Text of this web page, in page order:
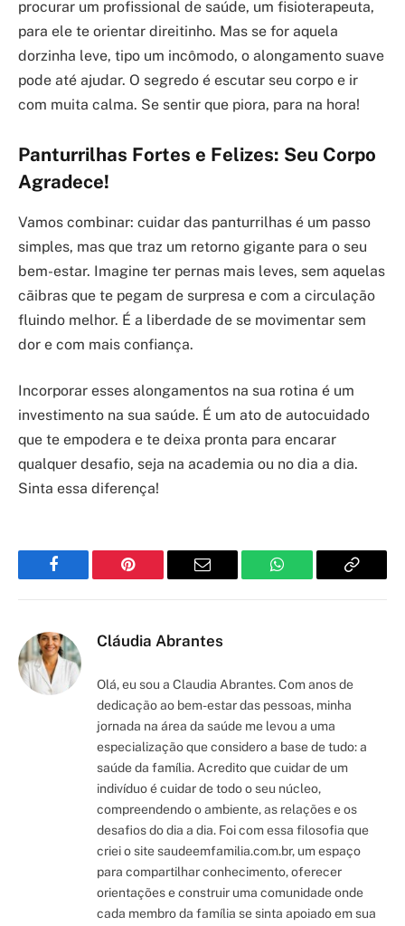
procurar um profissional de saúde, um fisioterapeuta,
para ele te orientar direitinho. Mas se for aquela
dorzinha leve, tipo um incômodo, o alongamento suave
pode até ajudar. O segredo é escutar seu corpo e ir
com muita calma. Se sentir que piora, para na hora!
Panturrilhas Fortes e Felizes: Seu Corpo
Agradece!
Vamos combinar: cuidar das panturrilhas é um passo
simples, mas que traz um retorno gigante para o seu
bem-estar. Imagine ter pernas mais leves, sem aquelas
cãibras que te pegam de surpresa e com a circulação
fluindo melhor. É a liberdade de se movimentar sem
dor e com mais confiança.
Incorporar esses alongamentos na sua rotina é um
investimento na sua saúde. É um ato de autocuidado
que te empodera e te deixa pronta para encarar
qualquer desafio, seja na academia ou no dia a dia.
Sinta essa diferença!
Facebook Pinterest Email WhatsApp Copy
Cláudia Abrantes
Olá, eu sou a Claudia Abrantes. Com anos de
dedicação ao bem-estar das pessoas, minha
jornada na área da saúde me levou a uma
especialização que considero a base de tudo: a
saúde da família. Acredito que cuidar de um
indivíduo é cuidar de todo o seu núcleo,
compreendendo o ambiente, as relações e os
desafios do dia a dia. Foi com essa filosofia que
criei o site saudeemfamilia.com.br, um espaço
para compartilhar conhecimento, oferecer
orientações e construir uma comunidade onde
cada membro da família se sinta apoiado em sua